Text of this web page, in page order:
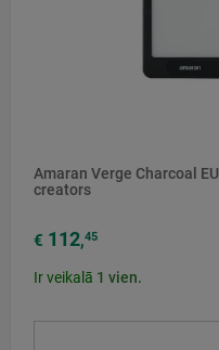
Amaran Verge Charcoal
creators
€ 112,45
Ir veikalā 1 vien.